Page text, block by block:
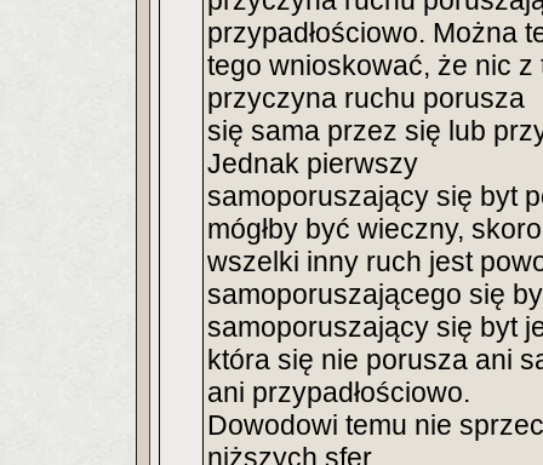
przypadłościowo. Można
tego wnioskować, że nic
przyczyna ruchu porusza
się sama przez się lub
Jednak pierwszy
samoporuszający się byt
mógłby być wieczny, skoro
wszelki inny ruch jest
samoporuszającego się
samoporuszający się byt
która się nie porusza ani
ani przypadłościowo.
Dowodowi temu nie
niższych sfer